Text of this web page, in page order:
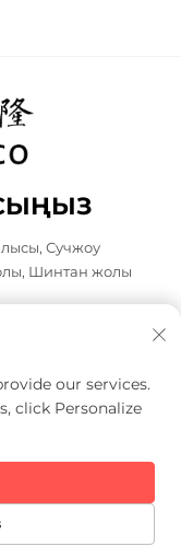
Сучжоу
Шинтан жолы
Co., Ltd.
our services.
click Personalize